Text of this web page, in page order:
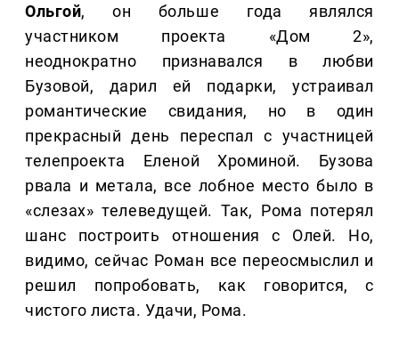
Ольгой, он больше года являлся
участником проекта «Дом 2»,
неоднократно признавался в любви
Бузовой, дарил ей подарки, устраивал
романтические свидания, но в один
прекрасный день переспал с участницей
телепроекта Еленой Хроминой. Бузова
рвала и метала, все лобное место было в
«слезах» телеведущей. Так, Рома потерял
шанс построить отношения с Олей. Но,
видимо, сейчас Роман все переосмыслил и
решил попробовать, как говорится, с
чистого листа. Удачи, Рома.